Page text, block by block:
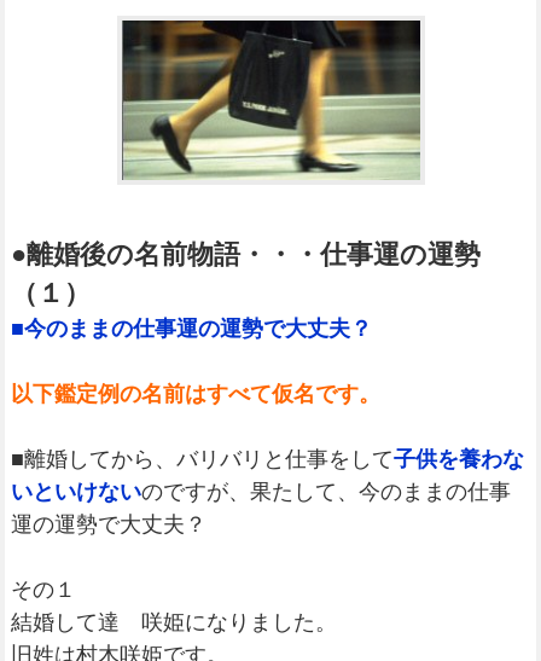
●離婚後の名前物語・・・仕事運の運勢
（１）
■今のままの仕事運の運勢で大丈夫？
以下鑑定例の名前はすべて仮名です。
■離婚してから、バリバリと仕事をして子供を養わな
いといけないのですが、果たして、今のままの仕事
運の運勢で大丈夫？
その１
結婚して達 咲姫になりました。
旧姓は村木咲姫です。